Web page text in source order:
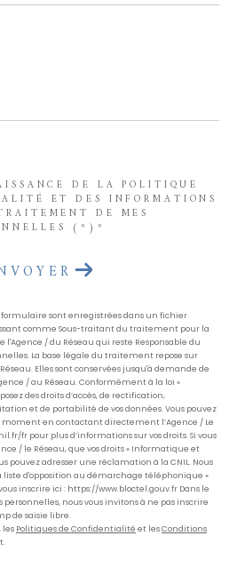
DE LA POLITIQUE
ET DES INFORMATIONS
DE MES
(*)*
sont enregistrées dans un fichier
comme Sous-traitant du traitement pour la
/ du Réseau qui reste Responsable du
La base légale du traitement repose sur
Elles sont conservées jusqu'à demande de
/ au Réseau. Conformément à la loi «
des droits d’accès, de rectification,
et de portabilité de vos données. Vous pouvez
en contactant directement l’Agence / Le
fr pour plus d’informations sur vos droits. Si vous
/ le Réseau, que vos droits « Informatique et
pouvez adresser une réclamation à la CNIL. Nous
liste d'opposition au démarchage téléphonique «
inscrire ici : https://www.bloctel.gouv.fr Dans le
nous vous invitons à ne pas inscrire
de saisie libre.
les Politiques de Confidentialité et lesConditions